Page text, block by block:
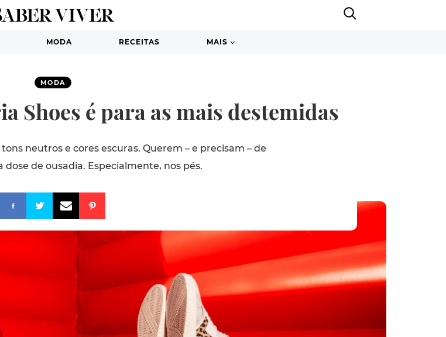
MODA RECEITAS MAIS
MODA
Shoes é para as mais destemidas
neutros e cores escuras. Querem – e precisam – de
de ousadia. Especialmente, nos pés.